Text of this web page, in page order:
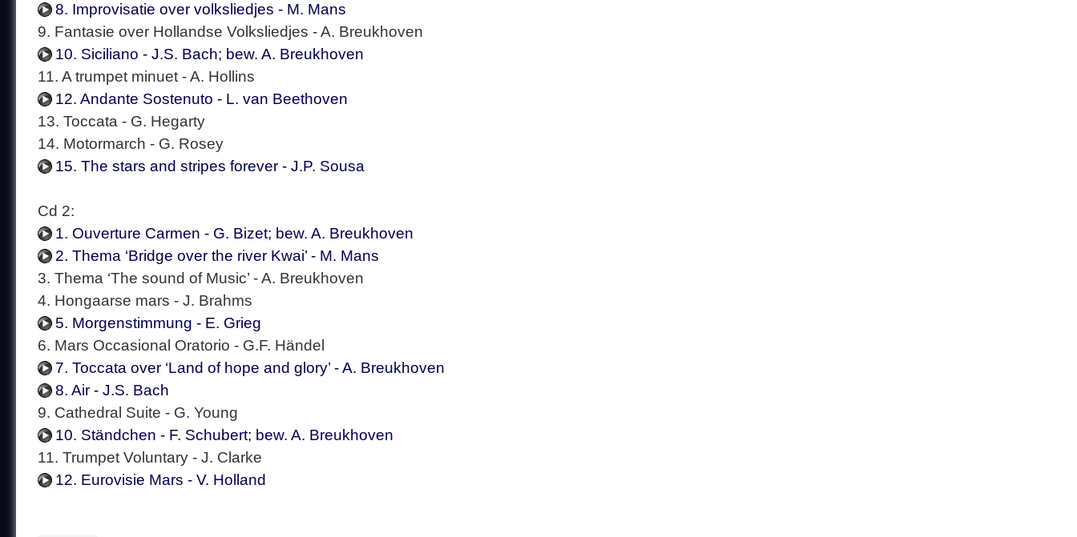
8. Improvisatie over volksliedjes - M. Mans
9. Fantasie over Hollandse Volksliedjes - A. Breukhoven
10. Siciliano - J.S. Bach; bew. A. Breukhoven
11. A trumpet minuet - A. Hollins
12. Andante Sostenuto - L. van Beethoven
13. Toccata - G. Hegarty
14. Motormarch - G. Rosey
15. The stars and stripes forever - J.P. Sousa
Cd 2:
1. Ouverture Carmen - G. Bizet; bew. A. Breukhoven
2. Thema ‘Bridge over the river Kwai’ - M. Mans
3. Thema ‘The sound of Music’ - A. Breukhoven
4. Hongaarse mars - J. Brahms
5. Morgenstimmung - E. Grieg
6. Mars Occasional Oratorio - G.F. Händel
7. Toccata over ‘Land of hope and glory’ - A. Breukhoven
8. Air - J.S. Bach
9. Cathedral Suite - G. Young
10. Ständchen - F. Schubert; bew. A. Breukhoven
11. Trumpet Voluntary - J. Clarke
12. Eurovisie Mars - V. Holland